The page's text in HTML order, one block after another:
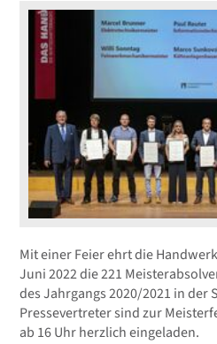
Mit einer Feier ehrt die
Juni 2022 die 221
des Jahrgangs 2020/2021 in der
Pressevertreter sind zur
ab 16 Uhr herzlich eingeladen.